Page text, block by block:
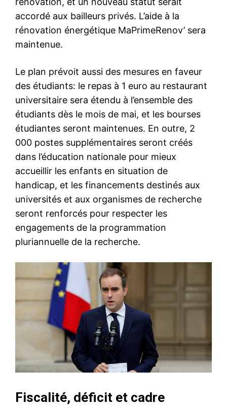
accordé aux bailleurs privés. L’aide à la
rénovation énergétique MaPrimeRenov’ sera
maintenue.
Le plan prévoit aussi des mesures en faveur
des étudiants: le repas à 1 euro au restaurant
universitaire sera étendu à l’ensemble des
étudiants dès le mois de mai, et les bourses
étudiantes seront maintenues. En outre, 2
000 postes supplémentaires seront créés
dans l’éducation nationale pour mieux
accueillir les enfants en situation de
handicap, et les financements destinés aux
universités et aux organismes de recherche
seront renforcés pour respecter les
engagements de la programmation
pluriannuelle de la recherche.
Fiscalité, déficit et cadre